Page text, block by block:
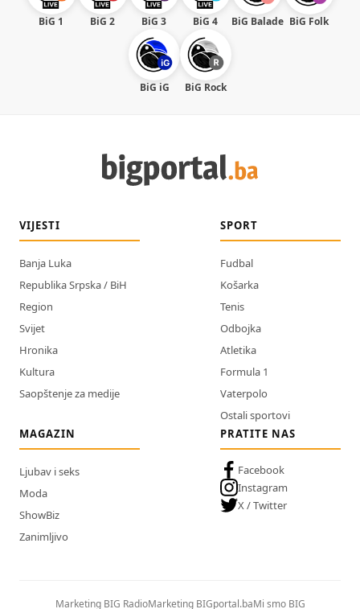
BiG 1 BiG 2 BiG 3 BiG 4 BiG Balade BiG Folk
BiG iG BiG Rock
VIJESTI
Banja Luka
Republika Srpska / BiH
Region
Svijet
Hronika
Kultura
Saopštenje za medije
SPORT
Fudbal
Košarka
Tenis
Odbojka
Atletika
Formula 1
Vaterpolo
Ostali sportovi
MAGAZIN
Ljubav i seks
Moda
ShowBiz
Zanimljivo
PRATITE NAS
Facebook
Instagram
X / Twitter
Marketing BIG RadioMarketing BIGportal.baMi smo BIG